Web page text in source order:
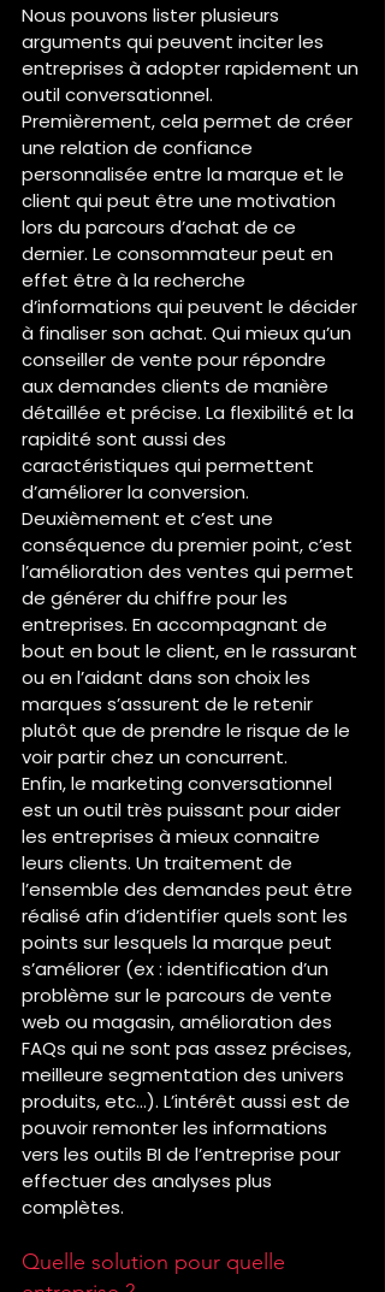
Nous pouvons lister plusieurs
arguments qui peuvent inciter les
entreprises à adopter rapidement un
outil conversationnel.
Premièrement, cela permet de créer
une relation de confiance
personnalisée entre la marque et le
client qui peut être une motivation
lors du parcours d’achat de ce
dernier. Le consommateur peut en
effet être à la recherche
d’informations qui peuvent le décider
à finaliser son achat. Qui mieux qu’un
conseiller de vente pour répondre
aux demandes clients de manière
détaillée et précise. La flexibilité et la
rapidité sont aussi des
caractéristiques qui permettent
d’améliorer la conversion.
Deuxièmement et c’est une
conséquence du premier point, c’est
l’amélioration des ventes qui permet
de générer du chiffre pour les
entreprises. En accompagnant de
bout en bout le client, en le rassurant
ou en l’aidant dans son choix les
marques s’assurent de le retenir
plutôt que de prendre le risque de le
voir partir chez un concurrent.
Enfin, le marketing conversationnel
est un outil très puissant pour aider
les entreprises à mieux connaitre
leurs clients. Un traitement de
l’ensemble des demandes peut être
réalisé afin d’identifier quels sont les
points sur lesquels la marque peut
s’améliorer (ex : identification d’un
problème sur le parcours de vente
web ou magasin, amélioration des
FAQs qui ne sont pas assez précises,
meilleure segmentation des univers
produits, etc…). L’intérêt aussi est de
pouvoir remonter les informations
vers les outils BI de l’entreprise pour
effectuer des analyses plus
complètes.
Quelle solution pour quelle